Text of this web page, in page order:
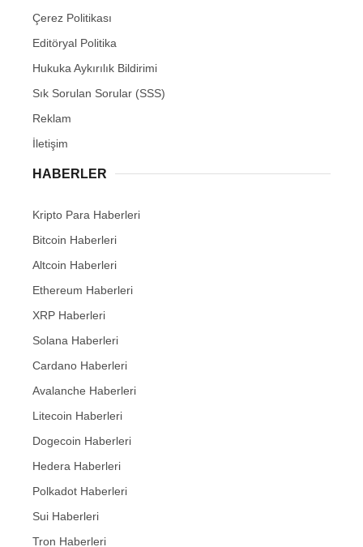
Çerez Politikası
Editöryal Politika
Hukuka Aykırılık Bildirimi
Sık Sorulan Sorular (SSS)
Reklam
İletişim
HABERLER
Kripto Para Haberleri
Bitcoin Haberleri
Altcoin Haberleri
Ethereum Haberleri
XRP Haberleri
Solana Haberleri
Cardano Haberleri
Avalanche Haberleri
Litecoin Haberleri
Dogecoin Haberleri
Hedera Haberleri
Polkadot Haberleri
Sui Haberleri
Tron Haberleri